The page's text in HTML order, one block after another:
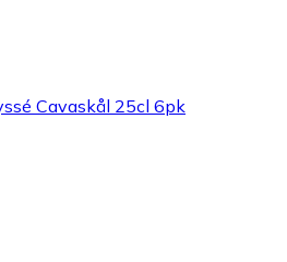
Cavaskål 25cl 6pk